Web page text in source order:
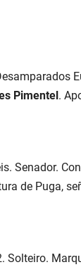
Pimentel .
Senador.
de Puga,
Solteiro.